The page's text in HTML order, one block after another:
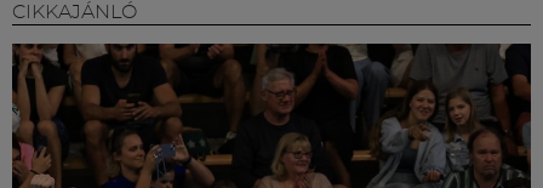
CIKKAJÁNLÓ